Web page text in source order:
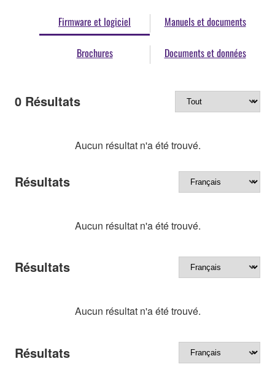
Firmware et logiciel Manuels et documents
Brochures Documents et données
0 Résultats
Aucun résultat n'a été trouvé.
Résultats
Aucun résultat n'a été trouvé.
Résultats
Aucun résultat n'a été trouvé.
Résultats